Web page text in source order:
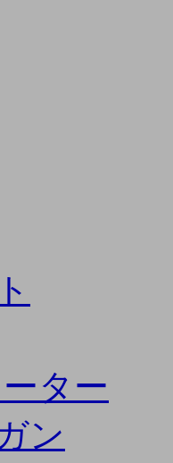
ター
ン